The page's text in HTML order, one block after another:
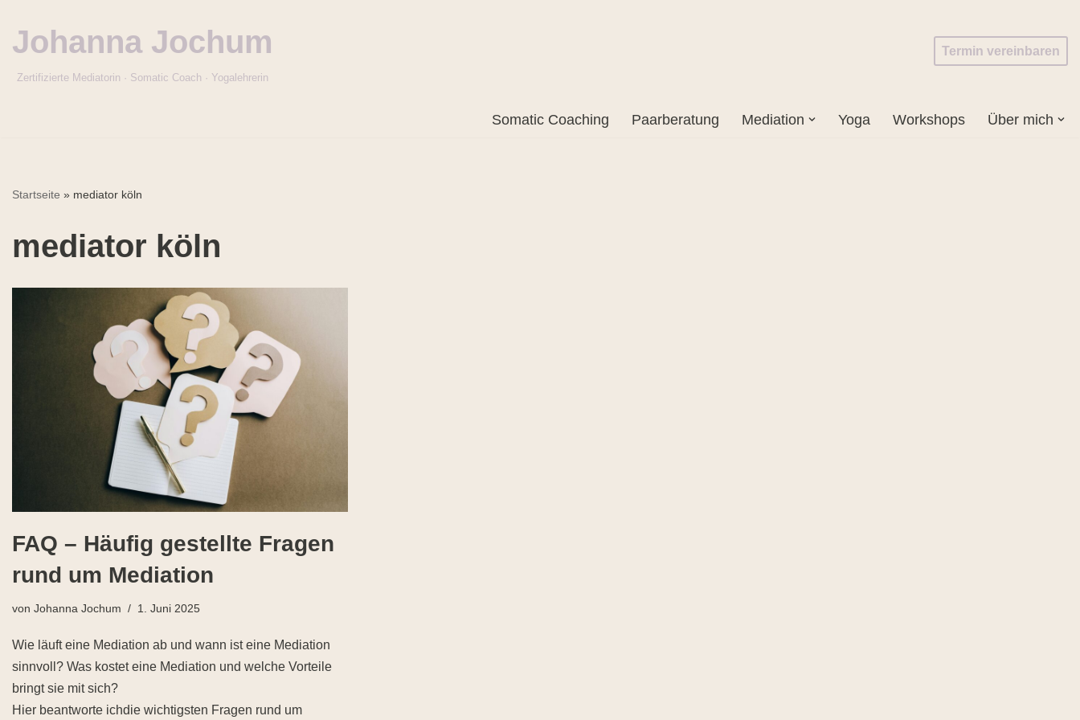
Zum
Johanna Jochum
Zertifizierte Mediatorin · Somatic Coach · Yogalehrerin
Termin vereinbaren
Somatic Coaching Paarberatung Mediation Yoga Workshops Über mich
Startseite » mediator köln
mediator köln
FAQ – Häufig gestellte Fragen
rund um Mediation
von Johanna Jochum 1. Juni 2025
Wie läuft eine Mediation ab und wann ist eine Mediation
sinnvoll? Was kostet eine Mediation und welche Vorteile
bringt sie mit sich?
Hier beantworte ichdie wichtigsten Fragen rund um